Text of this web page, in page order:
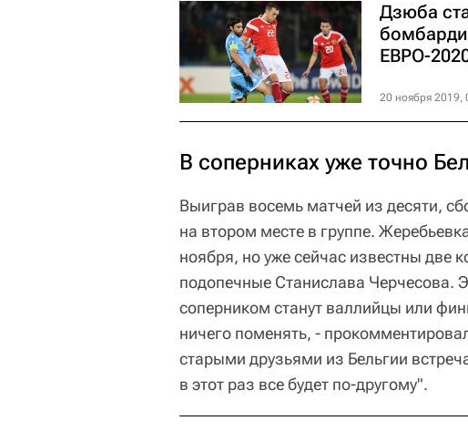
Дзюба
ЕВРО-
20 ноября 2019,
В соперниках уже точно
Выиграв восемь матчей из десяти,
на втором месте в группе.
ноября, но уже сейчас известны две
подопечные Станислава Черчесова.
соперником станут валлийцы или
ничего поменять, -
старыми друзьями из Бельгии
в этот раз все будет по-другому".